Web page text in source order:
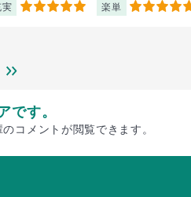
実 5 楽単 5
です。
コメントが閲覧できます。